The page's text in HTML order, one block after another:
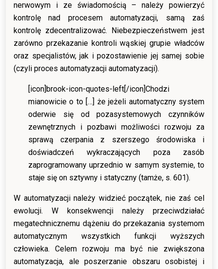
nerwowym i ze świadomością – należy powierzyć
kontrolę nad procesem automatyzacji, samą zaś
kontrolę zdecentralizować. Niebezpieczeństwem jest
zarówno przekazanie kontroli wąskiej grupie władców
oraz specjalistów, jak i pozostawienie jej samej sobie
(czyli proces automatyzacji automatyzacji).
[icon]brook-icon-quotes-left[/icon] Chodzi
mianowicie o to […] że jeżeli automatyczny system
oderwie się od pozasystemowych czynników
zewnętrznych i pozbawi możliwości rozwoju za
sprawą czerpania z szerszego środowiska i
doświadczeń wykraczających poza zasób
zaprogramowany uprzednio w samym systemie, to
staje się on sztywny i statyczny (tamże, s. 601).
W automatyzacji należy widzieć początek, nie zaś cel
ewolucji. W konsekwencji należy przeciwdziałać
megatechnicznemu dążeniu do przekazania systemom
automatycznym wszystkich funkcji wyższych
człowieka. Celem rozwoju ma być nie zwiększona
automatyzacja, ale poszerzanie obszaru osobistej i